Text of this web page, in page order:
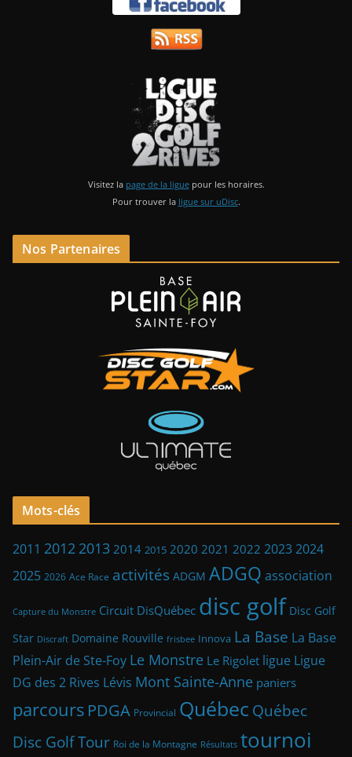
Visitez la page de la liguepour les horaires.
Pour trouver la ligue sur uDisc.
Nos Partenaires
Mots-clés
2011 2012 2013 2014 2015 2020 2021 2022 20232024
2025 2026 Ace Race activités ADGM ADGQ association
Capture du Monstre Circuit DisQuébec disc golf Disc Golf
Star Discraft Domaine Rouville frisbee Innova La Base La Base
Plein-Air de Ste-Foy Le Monstre Le Rigolet ligue Ligue
DG des 2 Rives Lévis Mont Sainte-Anne paniers
parcours PDGA Provincial Québec Québec
Disc Golf Tour Roi de la Montagne Résultats tournoi